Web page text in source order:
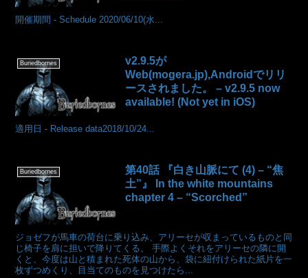
開催期間 - Schedule 2020/06/10(水...
Buriedbornes
v2.9.5が
Web(mogera.jp),Androidでリリ
ースされました。 – v2.9.5 now
available! (Not yet in iOS)
適用日 - Release data2018/10/24...
Buriedbornes
第40話 『白き山脈にて (4) – “焦
土”』 In the white mountains
chapter 4 – “Scorched”
ジョゼフが馬車の荷台に乗り込み、アリーセが収まっているものと同
じ椅子を肩に担いで降りてくる。 手際よくそれをアリーセの隣に開
くと、今度は山と積まれた死体の山から、袋に紐付けられた紙片を一
枚ずつめくり、目当てのものを見つけたら...